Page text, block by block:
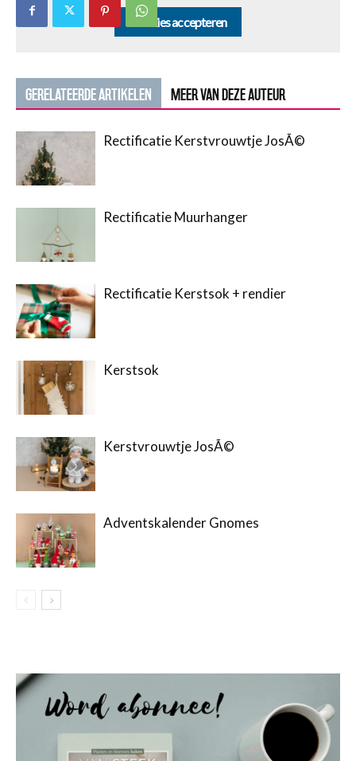
Cookies accepteren
GERELATEERDE ARTIKELEN MEER VAN DEZE AUTEUR
Rectificatie Kerstvrouwtje JosÃ©
Rectificatie Muurhanger
Rectificatie Kerstsok + rendier
Kerstsok
Kerstvrouwtje JosÃ©
Adventskalender Gnomes